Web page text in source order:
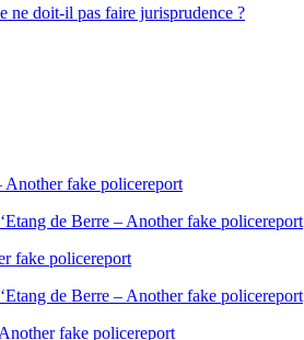
ne doit-il pas faire jurisprudence ?
fake policereport
de Berre – Another fake policereport
fake policereport
de Berre – Another fake policereport
fake policereport